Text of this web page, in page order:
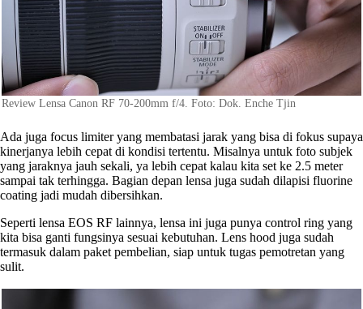
Review Lensa Canon RF 70-200mm f/4. Foto: Dok. Enche Tjin
Ada juga focus limiter yang membatasi jarak yang bisa di fokus supaya
kinerjanya lebih cepat di kondisi tertentu. Misalnya untuk foto subjek
yang jaraknya jauh sekali, ya lebih cepat kalau kita set ke 2.5 meter
sampai tak terhingga. Bagian depan lensa juga sudah dilapisi fluorine
coating jadi mudah dibersihkan.
Seperti lensa EOS RF lainnya, lensa ini juga punya control ring yang
kita bisa ganti fungsinya sesuai kebutuhan. Lens hood juga sudah
termasuk dalam paket pembelian, siap untuk tugas pemotretan yang
sulit.